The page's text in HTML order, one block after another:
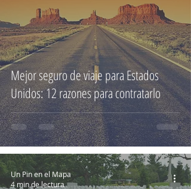
Mejor seguro de viaje para Estados
Unidos: 12 razones para contratarlo
Un Pin en el Mapa
4 min de lectura